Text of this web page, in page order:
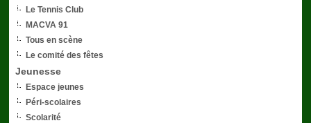
Le Tennis Club
MACVA 91
Tous en scène
Le comité des fêtes
Jeunesse
Espace jeunes
Péri-scolaires
Scolarité